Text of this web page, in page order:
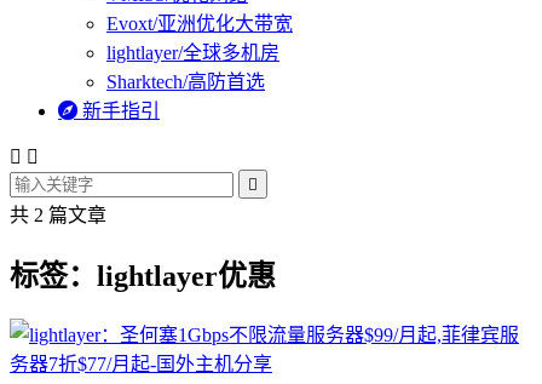
Evoxt/亚洲优化大带宽
lightlayer/全球多机房
Sharktech/高防首选
 新手指引
 

共 2 篇文章
标签：lightlayer优惠